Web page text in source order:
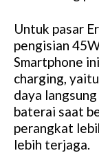
Untuk pasar
pengisian
Smartphone
charging,
daya
baterai saat
perangkat
lebih terjaga.